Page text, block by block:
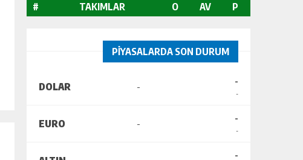
# TAKIMLAR O AV P
PİYASALARDA SON DURUM
DOLAR - -
-
EURO - -
-
-